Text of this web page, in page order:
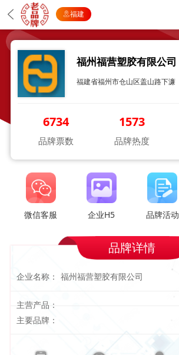
福建
福州福营塑胶有限公司
福建省福州市仓山区盖山路下濂
6734
品牌票数
1573
品牌热度
微信客服 企业H5 品牌活动
品牌详情
企业名称： 福州福营塑胶有限公司
主营产品：
主要品牌：